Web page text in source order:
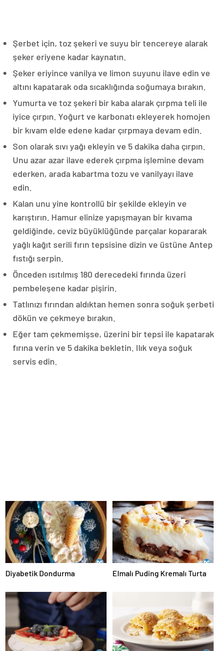
Şerbet için, toz şekeri ve suyu bir tencereye alarak
şeker eriyene kadar kaynatın.
Şeker eriyince vanilya ve limon suyunu ilave edin ve
altını kapatarak oda sıcaklığında soğumaya bırakın.
Yumurta ve toz şekeri bir kaba alarak çırpma teli ile
iyice çırpın. Yoğurt ve karbonatı ekleyerek homojen
bir kıvam elde edene kadar çırpmaya devam edin.
Son olarak sıvı yağı ekleyin ve 5 dakika daha çırpın.
Unu azar azar ilave ederek çırpma işlemine devam
ederken, arada kabartma tozu ve vanilyayı ilave
edin.
Kalan unu yine kontrollü bir şekilde ekleyin ve
karıştırın. Hamur elinize yapışmayan bir kıvama
geldiğinde, ceviz büyüklüğünde parçalar kopararak
yağlı kağıt serili fırın tepsisine dizin ve üstüne Antep
fıstığı serpin.
Önceden ısıtılmış 180 derecedeki fırında üzeri
pembeleşene kadar pişirin.
Tatlınızı fırından aldıktan hemen sonra soğuk şerbeti
dökün ve çekmeye bırakın.
Eğer tam çekmemişse, üzerini bir tepsi ile kapatarak
fırına verin ve 5 dakika bekletin. Ilık veya soğuk
servis edin.
Diyabetik Dondurma Elmalı Puding Kremalı Turta